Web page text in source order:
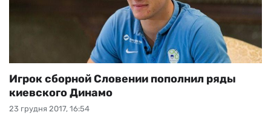
23 грудня 2017, 16:54
Игрок сборной Словении пополнил ряды
киевского Динамо